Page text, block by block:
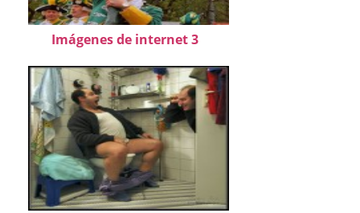
Imágenes de internet 3